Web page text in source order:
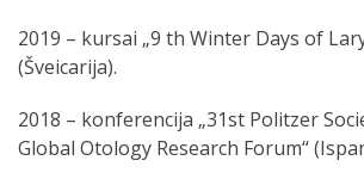
2019 – kursai „9 th Winter Days of
(Šveicarija).
2018 – konferencija „31st Politzer
Global Otology Research Forum“